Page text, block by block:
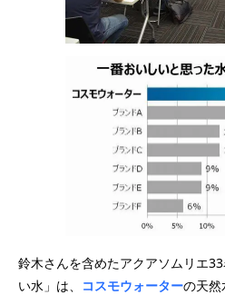
鈴木さんを含めたアクアソムリエ
い水」は、
コスモウォーターの天然